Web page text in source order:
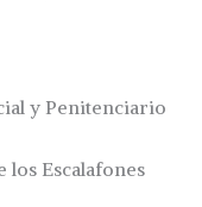
y Penitenciario
Escalafones